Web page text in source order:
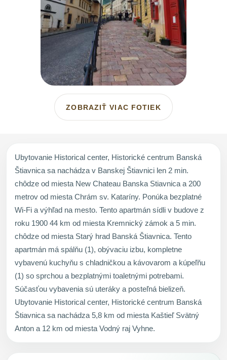
ZOBRAZIŤ VIAC FOTIEK
Ubytovanie Historical center, Historické centrum Banská
Štiavnica sa nachádza v Banskej Štiavnici len 2 min.
chôdze od miesta New Chateau Banska Stiavnica a 200
metrov od miesta Chrám sv. Kataríny. Ponúka bezplatné
Wi-Fi a výhľad na mesto. Tento apartmán sídli v budove z
roku 1900 44 km od miesta Kremnický zámok a 5 min.
chôdze od miesta Starý hrad Banská Štiavnica. Tento
apartmán má spálňu (1), obývaciu izbu, kompletne
vybavenú kuchyňu s chladničkou a kávovarom a kúpeľňu
(1) so sprchou a bezplatnými toaletnými potrebami.
Súčasťou vybavenia sú uteráky a posteľná bielizeň.
Ubytovanie Historical center, Historické centrum Banská
Štiavnica sa nachádza 5,8 km od miesta Kaštieľ Svätný
Anton a 12 km od miesta Vodný raj Vyhne.